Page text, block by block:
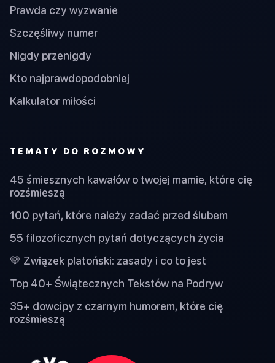
Prawda czy wyzwanie
Szczęśliwy numer
Nigdy przenigdy
Kto najprawdopodobniej
Kalkulator miłości
TEMATY DO ROZMOWY
45 śmiesznych kawałów o twojej mamie, które cię
rozśmieszą
100 pytań, które należy zadać przed ślubem
55 filozoficznych pytań dotyczących życia
💛 Związek platoński: zasady i co to jest
Top 40+ Świątecznych Tekstów na Podryw
35+ dowcipy z czarnym humorem, które cię
rozśmieszą